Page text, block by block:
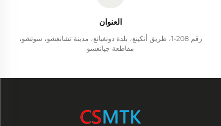
العنوان
رقم 208-1، طريق أنكينغ، بلدة دونغبانغ، مدينة تشانغشو، سوتشو،
مقاطعة جيانغسو